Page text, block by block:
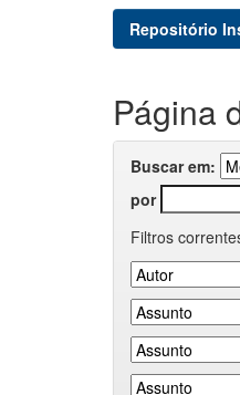
Repositório
Página
Buscar em:
por
Filtros